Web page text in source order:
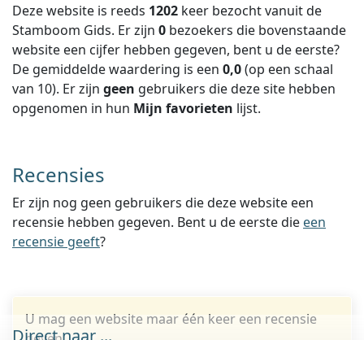
Deze website is reeds 1202 keer bezocht vanuit de
Stamboom Gids. Er zijn 0 bezoekers die bovenstaande
website een cijfer hebben gegeven, bent u de eerste?
De gemiddelde waardering is een 0,0(op een schaal
van 10). Er zijn geen gebruikers die deze site hebben
opgenomen in hun Mijn favorieten lijst.
Recensies
Er zijn nog geen gebruikers die deze website een
recensie hebben gegeven. Bent u de eerste die een
recensie geeft?
U mag een website maar één keer een recensie
Direct naar ...